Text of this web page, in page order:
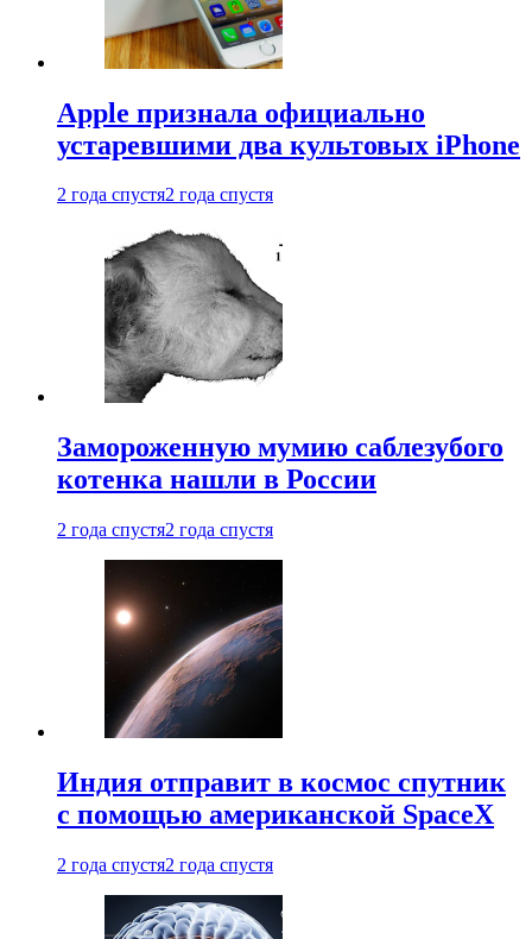
Apple признала официально
устаревшими два культовых iPhone
2 года спустя2 года спустя
Замороженную мумию саблезубого
котенка нашли в России
2 года спустя2 года спустя
Индия отправит в космос спутник
с помощью американской SpaceX
2 года спустя2 года спустя